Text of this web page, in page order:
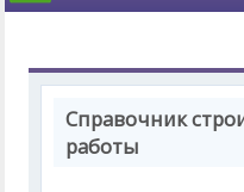
Справочник
работы